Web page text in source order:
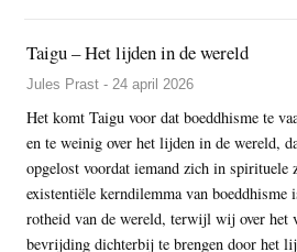
Taigu – Het lijden in de wereld
Jules Prast - 24 april 2026
Het komt Taigu voor dat boeddhisme te
en te weinig over het lijden in de wereld,
opgelost voordat iemand zich in spirituele
existentiële kerndilemma van
rotheid van de wereld, terwijl wij over het
bevrijding dichterbij te brengen door het